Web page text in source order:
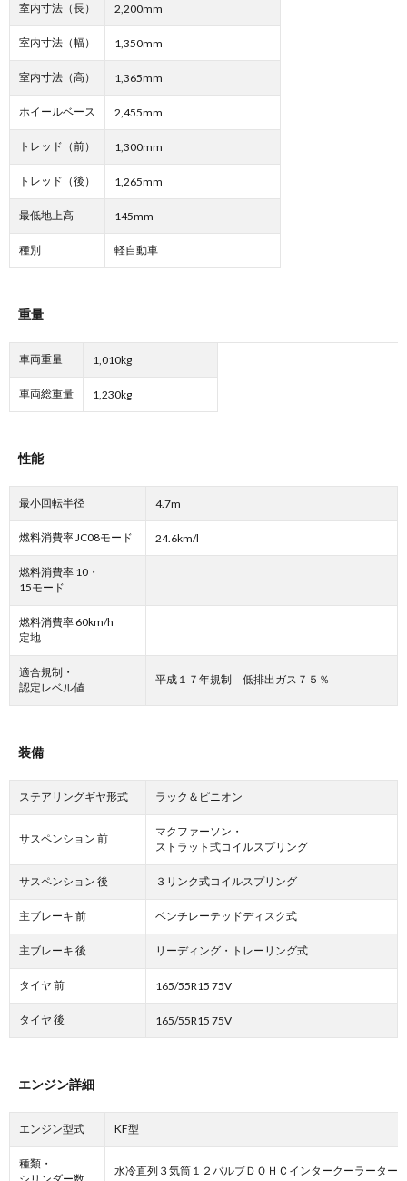
室内寸法（長） 2,200mm
室内寸法（幅） 1,350mm
室内寸法（高） 1,365mm
ホイールベース 2,455mm
トレッド（前） 1,300mm
トレッド（後） 1,265mm
最低地上高 145mm
種別 軽自動車
重量
車両重量 1,010kg
車両総重量 1,230kg
性能
最小回転半径 4.7m
燃料消費率 JC08モード 24.6km/l
燃料消費率 10・
15モード
燃料消費率 60km/h
定地
適合規制・
認定レベル値
平成１７年規制 低排出ガス７５％
装備
ステアリングギヤ形式 ラック＆ピニオン
サスペンション 前
マクファーソン・
ストラット式コイルスプリング
サスペンション 後 ３リンク式コイルスプリング
主ブレーキ 前 ベンチレーテッドディスク式
主ブレーキ 後 リーディング・トレーリング式
タイヤ 前 165/55R15 75V
タイヤ 後 165/55R15 75V
エンジン詳細
エンジン型式 KF型
種類・
水冷直列３気筒１２バルブＤＯＨＣインタークーラーター